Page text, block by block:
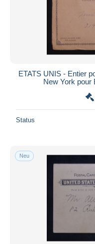
ETATS UNIS - Entier
New York pour
Status
Neu